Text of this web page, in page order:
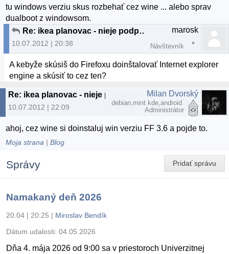
tu windows verziu skus rozbehať cez wine ... alebo sprav
dualboot z windowsom.
Re: ikea planovac - nieje podpora pre linux
10.07.2012 | 20:38
marosk
Návštevník
A kebyže skúsiš do Firefoxu doinštalovať Internet explorer
engine a skúsiť to cez ten?
10.07.2012 | 22:09
Milan Dvorský
debian,mint kde,android
Administrátor
ahoj, cez wine si doinstaluj win verziu FF 3.6 a pojde to.
Moja strana |Blog
Pridať správu
Správy
Namakaný deň 2026
20.04 | 20:25 | Miroslav Bendík
Dátum udalosti: 04.05.2026
Dňa 4. mája 2026 od 9:00 sa v priestoroch Univerzitnej